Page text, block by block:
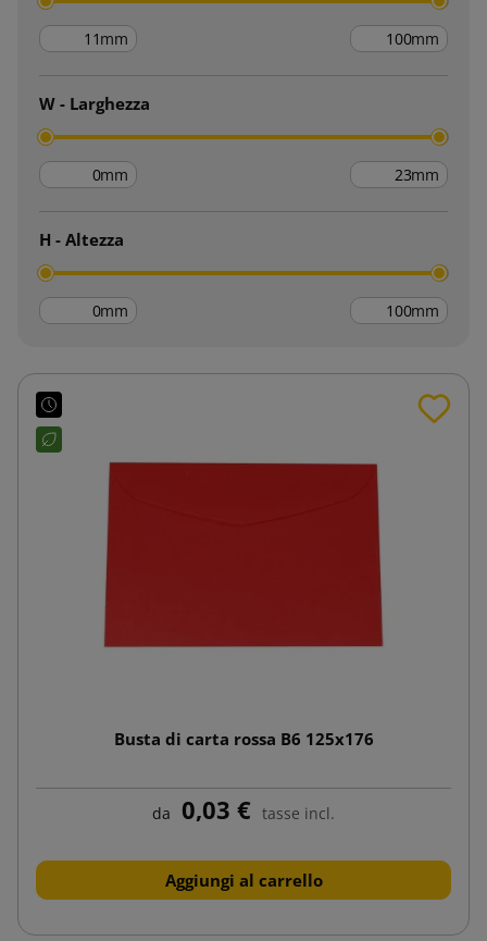
mm mm
W - Larghezza
mm mm
H - Altezza
mm mm
Busta di carta rossa B6 125x176
da 0,03 € tasse incl.
Aggiungi al carrello